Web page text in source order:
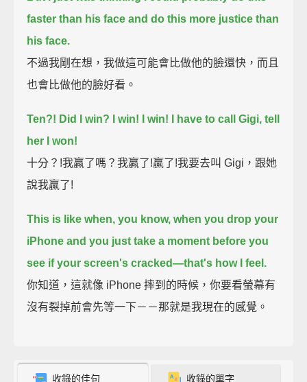
faster than his face and do this more justice than
his face.
不過我剛在想，我做這可能會比做他的臉還快，而且
也會比做他的臉好看。
Ten?! Did I win? I win!
I win! I have to call Gigi, tell
her I won!
十分？!我贏了嗎？我贏了!贏了!我要去叫 Gigi，跟她
說我贏了!
This is like when, you know, when you drop your
iPhone and you just take a moment before you
see if your screen's cracked—that's how I feel.
你知道，這就像 iPhone 摔到的時候，你要看螢幕有
沒有裂掉前會先等一下－－那就是我現在的感覺。
收錄的佳句 收錄的單字